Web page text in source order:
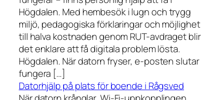
Högdalen. Med hembesök i lugn och trygg
miljö, pedagogiska förklaringar och möjlighet
till halva kostnaden genom RUT-avdraget blir
det enklare att få digitala problem lösta.
Högdalen. När datorn fryser, e-posten slutar
fungera […]
Datorhjälp på plats för boende i Rågsved